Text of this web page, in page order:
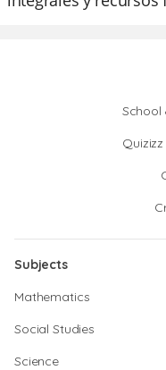
School
Subjects
Mathematics
Social Studies
Science